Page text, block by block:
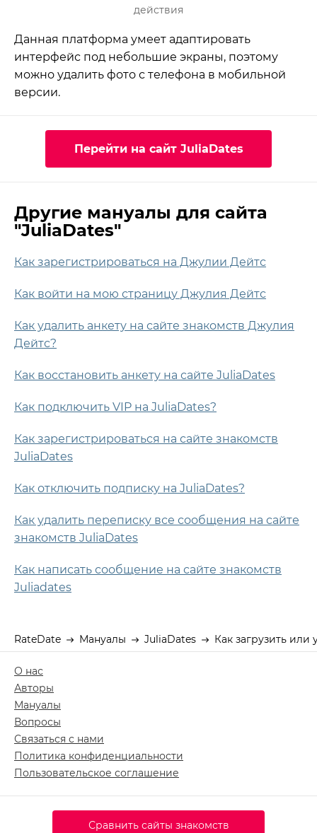
действия
Данная платформа умеет адаптировать
интерфейс под небольшие экраны, поэтому
можно удалить фото с телефона в мобильной
версии.
Перейти на сайт JuliaDates
Другие мануалы для сайта
"JuliaDates"
Как зарегистрироваться на Джулии Дейтс
Как войти на мою страницу Джулия Дейтс
Как удалить анкету на сайте знакомств Джулия
Дейтс?
Как восстановить анкету на сайте JuliaDates
Как подключить VIP на JuliaDates?
Как зарегистрироваться на сайте знакомств
JuliaDates
Как отключить подписку на JuliaDates?
Как удалить переписку все сообщения на сайте
знакомств JuliaDates
Как написать сообщение на сайте знакомств
Juliadates
RateDate Мануалы JuliaDates Как загрузить или
О нас
Авторы
Мануалы
Вопросы
Связаться с нами
Политика конфиденциальности
Пользовательское соглашение
Сравнить сайты знакомств